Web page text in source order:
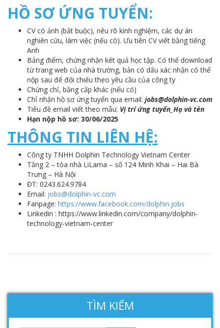
HỒ SƠ ỨNG TUYỂN:
CV có ảnh (bắt buộc), nêu rõ kinh nghiệm, các dự án
nghiên cứu, làm việc (nếu có). Ưu tiên CV viết bằng tiếng
Anh
Bảng điểm, chứng nhận kết quả học tập. Có thể download
từ trang web của nhà trường, bản có dấu xác nhận có thể
nộp sau để đối chiếu theo yêu cầu của công ty
Chứng chỉ, bằng cấp khác (nếu có)
Chỉ nhận hồ sơ ứng tuyển qua email: jobs@dolphin-vc.com
Tiêu đề email viết theo mẫu: Vị trí ứng tuyển_Họ và tên
Hạn nộp hồ sơ: 30/06/2025
THÔNG TIN LIÊN HỆ:
Công ty TNHH Dolphin Technology Vietnam Center
Tầng 2 – tòa nhà LiLama – số 124 Minh Khai – Hai Bà
Trưng – Hà Nội
ĐT: 0243.624.9784
Email: jobs@dolphin-vc.com
Fanpage: https://www.facebook.com/dolphin.jobs
Linkedin : https://www.linkedin.com/company/dolphin-
technology-vietnam-center
TÌM KIẾM